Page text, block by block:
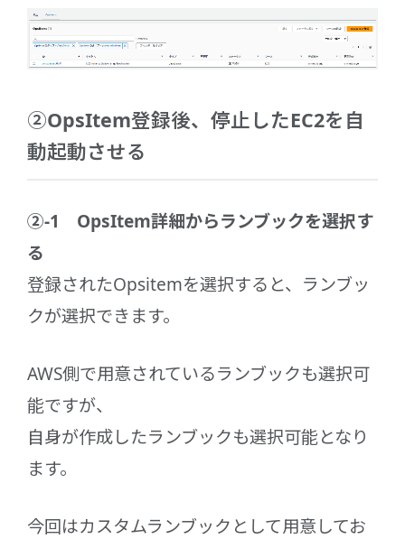
②OpsItem登録後、停止したEC2を自
動起動させる
②-1 OpsItem詳細からランブックを選択す
る
登録されたOpsitemを選択すると、ランブッ
クが選択できます。
AWS側で用意されているランブックも選択可
能ですが、
自身が作成したランブックも選択可能となり
ます。
今回はカスタムランブックとして用意してお